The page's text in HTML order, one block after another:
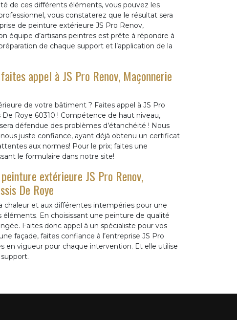
de ces différents éléments, vous pouvez les
vous constaterez que le résultat sera
de peinture extérieure JS Pro Renov,
équipe d’artisans peintres est prête à répondre à
de chaque support et l’application de la
appel à JS Pro Renov, Maçonnerie
de votre bâtiment ? Faites appel à JS Pro
Roye 60310 ! Compétence de haut niveau,
défendue des problèmes d’étanchéité ! Nous
juste confiance, ayant déjà obtenu un certificat
aux normes! Pour le prix; faites une
le formulaire dans notre site!
extérieure JS Pro Renov,
De Roye
chaleur et aux différentes intempéries pour une
En choisissant une peinture de qualité
Faites donc appel à un spécialiste pour vos
façade, faites confiance à l’entreprise JS Pro
en vigueur pour chaque intervention. Et elle utilise